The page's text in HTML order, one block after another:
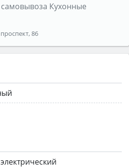
Кухонные
86
электрический